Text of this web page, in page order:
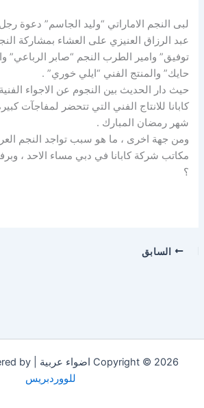
لبى النجم الاماراتي “وليد الجاسم” دعوة رجل
عبد الرزاق العنيزي على العشاء بمشاركة
توفيق” وامير الطرب النجم “صابر الرباعي”
حايك” والمنتج الفني “ايلي خوري” .
حيث دار الحديث بين النجوم عن الاجواء
كابانا للانتاج الفني التي تتحضر لمفاجآت
شهر رمضان المبارك .
ومن جهة اخرى ، ما هو سبب تواجد النجم
مكاتب شركة كابانا في دبي مساء الاحد ،
؟
السابق
Copyright © 2026 اضواء عربية | Powered by
للووردبريس